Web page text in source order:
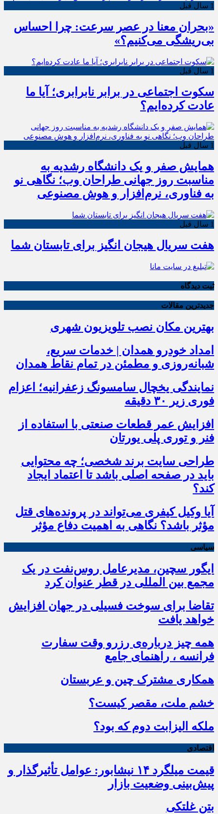
1 سال قبل
«بحران معنا در عصر سرعت: چرا احساس
بی‌ریشگی می‌کنیم؟»
1 سال قبل
سکوت اجتماعی در برابر نابرابری؛ آیا ما
عادت کرده‌ایم؟
1 سال قبل
همایش صفر و یک دانشگاه رشدیه به
مناسبت روز جهانی طراحان وب؛ نگاهی نو
به فناوری، نرم‌افزار و هوش مصنوعی
1 سال قبل
هفت سریال هیجان انگیز برای تابستان شما
ثبت دیدگاه
جدیدترین مقالات
بهترین مکان نصب تلویزیون شهری
امداد خودرو همدان | خدمات سریع،
شبانه‌روزی و مطمئن در تمام نقاط همدان
نمایندگی یخچال سامسونگ زعفرانیه؛ اعزام
فوری زیر ۳۰ دقیقه
افزایش عمر قطعات صنعتی با استفاده از
فنر و توری پلی یورتان
طراحی سایت برند شخصی؛ چه محتوایی
باید در صفحه اصلی باشد تا اعتماد ایجاد
کند؟
آیا وکیل کیفری می‌تواند در پرونده‌های قتل
مؤثر باشد؟ نگاهی به اهمیت دفاع مؤثر
سیاسی
ایگور سچین، مدیرعامل روس‌نفت در یک
مجمع بین المللی در قطر عنوان کرد
تقاضا برای سوخت فسیلی در جهان افزایش
خواهد یافت
همه چیز درباره‌ی رزرو وقت سفارت
فرانسه ، راهنمای جامع
همکاری مشترک چین و عربستان
خشم ملت، مقصر کیست؟
ملکه الیزابت دوم که بود؟
اقتصادی
قیمت میلگرد ۱۴ نیشابور: عوامل تأثیرگذار و
پیش‌بینی وضعیت بازار
بتن غلتکی